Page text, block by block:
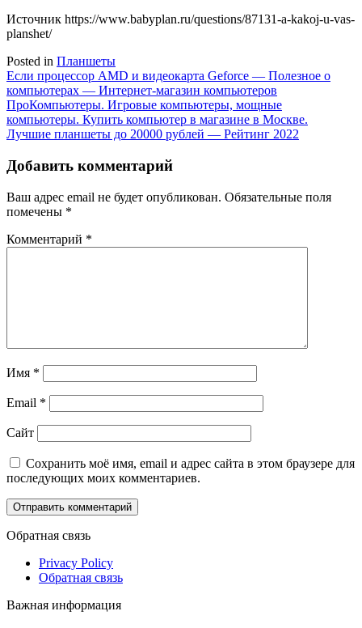
Источник https://www.babyplan.ru/questions/87131-a-kakoj-u-vas-
planshet/
Posted in Планшеты
Навигация
по
записям
Если процессор AMD и видеокарта Geforce — Полезное о
компьютерах — Интернет-магазин компьютеров
ПроКомпьютеры. Игровые компьютеры, мощные
компьютеры. Купить компьютер в магазине в Москве.
Лучшие планшеты до 20000 рублей — Рейтинг 2022
Добавить комментарий
Ваш адрес email не будет опубликован. Обязательные поля
помечены *
Комментарий *
Имя *
Email *
Сайт
Сохранить моё имя, email и адрес сайта в этом браузере для
последующих моих комментариев.
Обратная связь
Privacy Policy
Обратная связь
Важная информация